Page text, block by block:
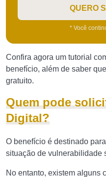
QUERO
* Você
Confira agora um tutorial
benefício, além de saber
gratuito.
Quem pode
Digital?
O benefício é destinado
situação de vulnerabilidade
No entanto, existem alguns